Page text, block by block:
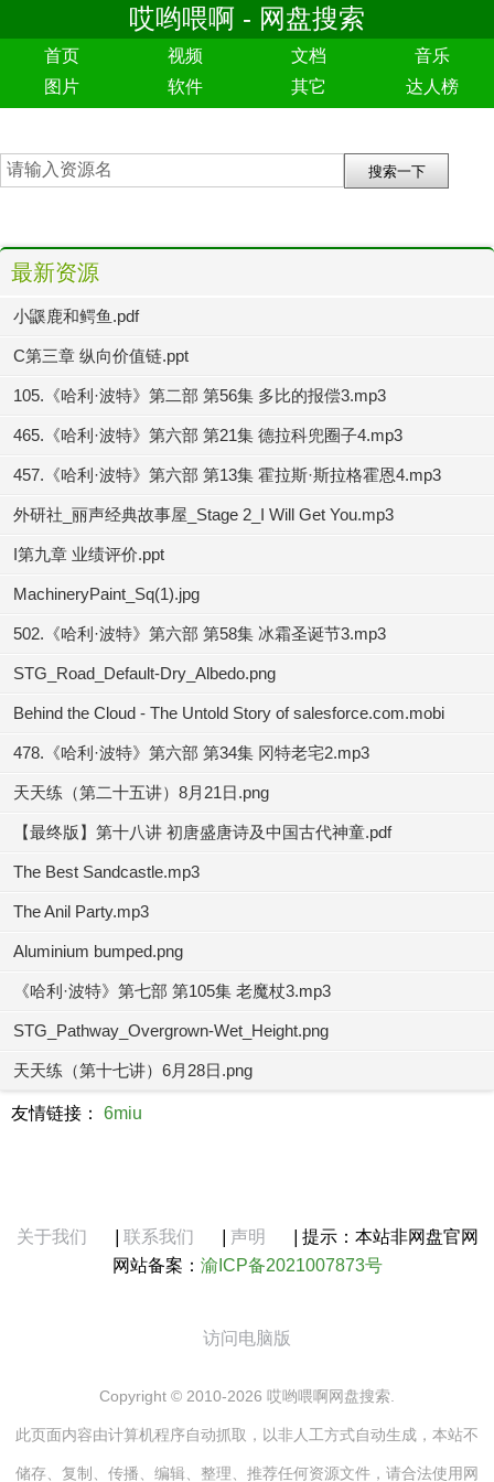
哎哟喂啊 - 网盘搜索
首页 视频 文档
音乐
图片
软件 其它 达人榜
最新资源
小鼷鹿和鳄鱼.pdf
C第三章 纵向价值链.ppt
105.《哈利·波特》第二部 第56集 多比的报偿3.mp3
465.《哈利·波特》第六部 第21集 德拉科兜圈子4.mp3
457.《哈利·波特》第六部 第13集 霍拉斯·斯拉格霍恩4.mp3
外研社_丽声经典故事屋_Stage 2_I Will Get You.mp3
I第九章 业绩评价.ppt
MachineryPaint_Sq(1).jpg
502.《哈利·波特》第六部 第58集 冰霜圣诞节3.mp3
STG_Road_Default-Dry_Albedo.png
Behind the Cloud - The Untold Story of salesforce.com.mobi
478.《哈利·波特》第六部 第34集 冈特老宅2.mp3
天天练（第二十五讲）8月21日.png
【最终版】第十八讲 初唐盛唐诗及中国古代神童.pdf
The Best Sandcastle.mp3
The Anil Party.mp3
Aluminium bumped.png
《哈利·波特》第七部 第105集 老魔杖3.mp3
STG_Pathway_Overgrown-Wet_Height.png
天天练（第十七讲）6月28日.png
友情链接： 6miu
关于我们 联系我们 声明
提示：本站非网盘官网
网站备案： 渝ICP备2021007873号
访问电脑版
Copyright © 2010-2026 哎哟喂啊网盘搜索.
此页面内容由计算机程序自动抓取，以非人工方式自动生成，本站不
储存、复制、传播、编辑、整理、推荐任何资源文件，请合法使用网